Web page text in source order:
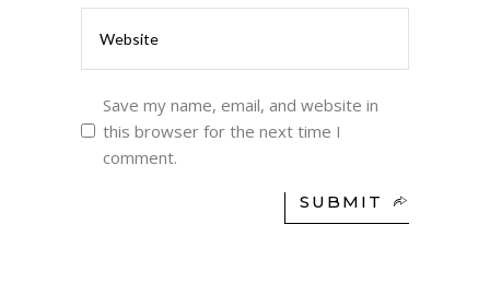
Save my name, email, and website in
this browser for the next time I
comment.
SUBMIT